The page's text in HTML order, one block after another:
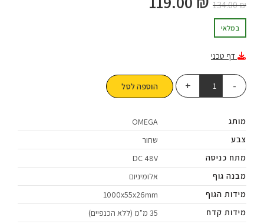
134.00₪
במלאי
דף טכני
הוספה לסל
מותג
OMEGA
צבע
שחור
מתח כניסה
DC 48V
מבנה גוף
אלומיניום
מידות הגוף
1000x55x26mm
מידות קדח
35 מ"מ (ללא הכנפיים)